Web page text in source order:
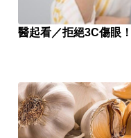
醫起看／拒絕3C傷眼